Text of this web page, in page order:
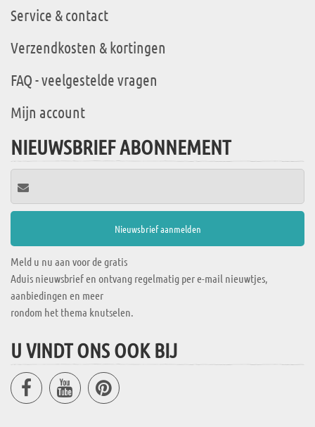
Service & contact
Verzendkosten & kortingen
FAQ - veelgestelde vragen
Mijn account
NIEUWSBRIEF ABONNEMENT
Meld u nu aan voor de gratis
Aduis nieuwsbrief en ontvang regelmatig per e-mail nieuwtjes,
aanbiedingen en meer
rondom het thema knutselen.
U VINDT ONS OOK BIJ